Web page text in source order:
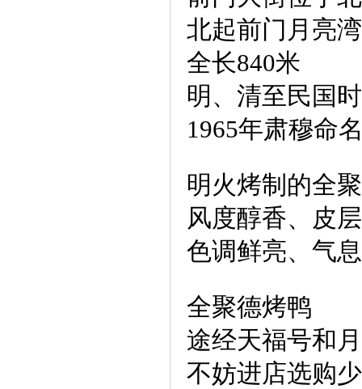
北起前门月亮
全长840米
明、清至民国
1965年肃穆命
明火烤制的全
风度醇香、皮
色调鲜亮、气
全聚德烤鸭
途经天福号和
不妨进店选购